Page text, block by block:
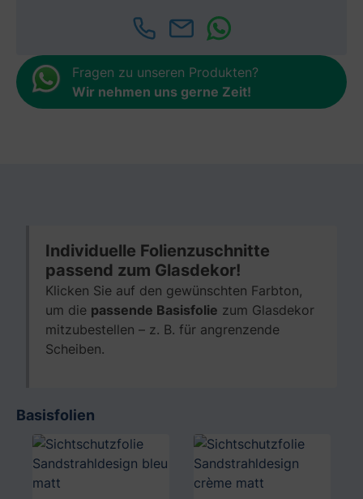
Fragen zu unseren Produkten?
Wir nehmen uns gerne Zeit!
Individuelle Folienzuschnitte
passend zum Glasdekor!
Klicken Sie auf den gewünschten Farbton,
um die passende Basisfolie zum Glasdekor
mitzubestellen – z. B. für angrenzende
Scheiben.
Basisfolien
Produktgalerie überspringen